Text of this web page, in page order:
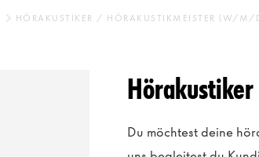
HÖRAKUSTIKER / HÖRAKUSTIKMEISTER (W/M/
Du möchtest deine